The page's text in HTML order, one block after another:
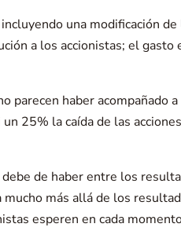
una modificación
a los accionistas; el gasto
parecen haber acompañado
25% la caída de las
de haber entre los
más allá de los
esperen en cada